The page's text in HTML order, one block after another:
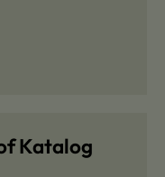
Katalog